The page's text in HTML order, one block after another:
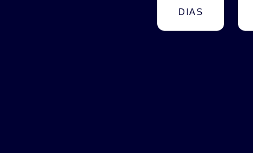
DIAS